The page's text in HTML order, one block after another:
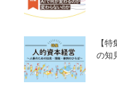
【
の知